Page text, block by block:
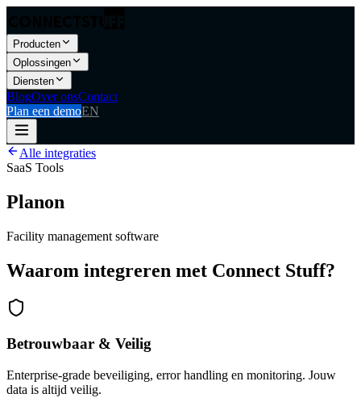
Producten
Oplossingen
Diensten
BlogOver onsContact
Plan een demoEN
Alle integraties
SaaS Tools
Planon
Facility management software
Waarom integreren met Connect Stuff?
Betrouwbaar & Veilig
Enterprise-grade beveiliging, error handling en monitoring. Jouw
data is altijd veilig.